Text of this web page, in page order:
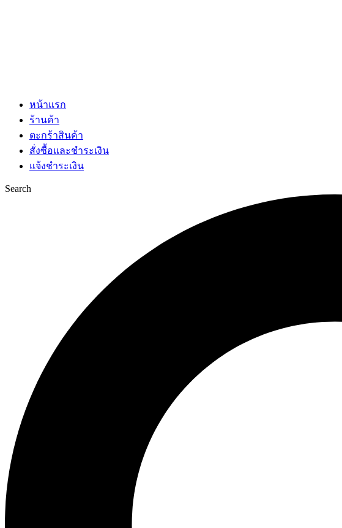
หน้าแรก
ร้านค้า
ตะกร้าสินค้า
สั่งซื้อและชำระเงิน
แจ้งชำระเงิน
Search